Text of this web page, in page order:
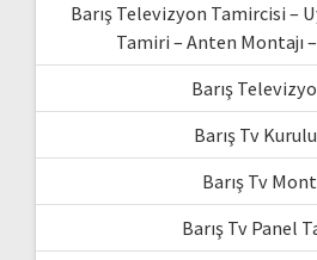
Barış Televizyon Tamircisi –
Tamiri – Anten Montajı
Barış
Barış Tv
Barış Tv
Barış Tv Panel